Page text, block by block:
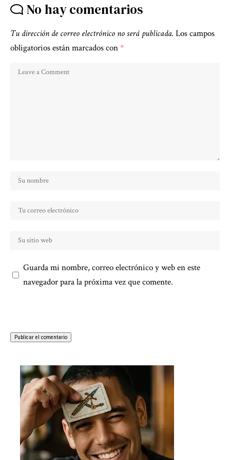
No hay comentarios
Tu dirección de correo electrónico no será publicada. Los campos
obligatorios están marcados con*
Guarda mi nombre, correo electrónico y web en este
navegador para la próxima vez que comente.